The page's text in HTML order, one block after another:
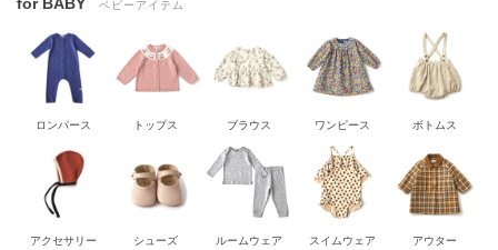
for BABY ベビーアイテム
ロンパース トップス ブラウス ワンピース ボトムス
アクセサリー シューズ ルームウェア スイムウェア アウター